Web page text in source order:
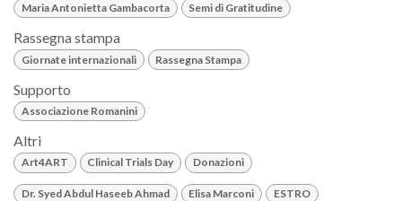
Maria Antonietta Gambacorta Semi di Gratitudine
Rassegna stampa
Giornate internazionali Rassegna Stampa
Supporto
Associazione Romanini
Altri
Art4ART Clinical Trials Day Donazioni
Dr. Syed Abdul Haseeb Ahmad Elisa Marconi ESTRO